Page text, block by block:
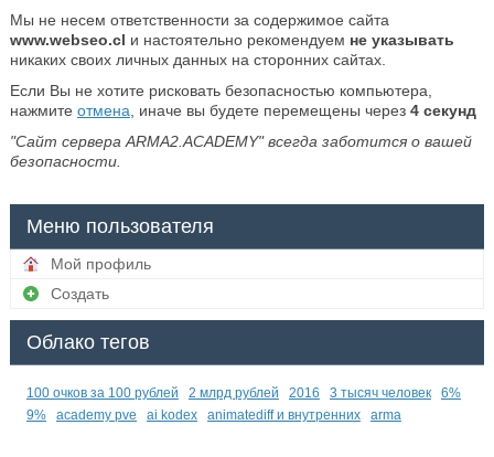
Мы не несем ответственности за содержимое сайта
www.webseo.cl и настоятельно рекомендуем не указывать
никаких своих личных данных на сторонних сайтах.
Если Вы не хотите рисковать безопасностью компьютера,
нажмите отмена , иначе вы будете перемещены через 4секунд
"Сайт сервера ARMA2.ACADEMY" всегда заботится о вашей
безопасности.
Меню пользователя
Мой профиль
Создать
Облако тегов
100 очков за 100 рублей 2 млрд рублей 2016 3 тысяч человек
6%
9%
academy pve ai kodex animatediff и внутренних arma